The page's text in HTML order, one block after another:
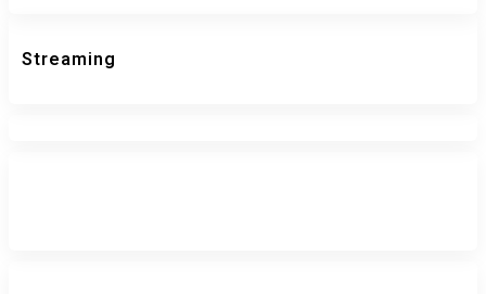
Streaming